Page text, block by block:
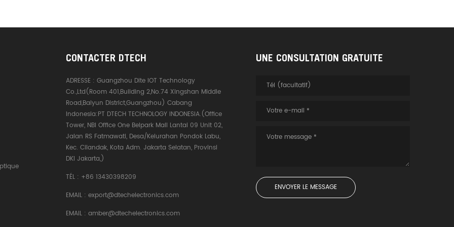
CONTACTER DTECH
ADRESSE :Guangzhou Dite IOT Technology
Co.,Ltd(Room 401,Building 2,No.74 Xingshan Middle
Road,Baiyun District,Guangzhou) Cabang
Indonesia:PT DTECH TECHNOLOGY INDONESIA.(Office
Tower, NBI Office One Belpark Mall Lantai 09 Unit 02,
Jalan RS Fatmawati, Desa/Kelurahan Pondok Labu,
Kec. Cilandak, Kota Adm. Jakarta Selatan, Provinsi
DKI Jakarta,)
TÉL : +86 13430398209
EMAIL :export@dtechelectronics.com
EMAIL :amber@dtechelectronics.com
UNE CONSULTATION GRATUITE